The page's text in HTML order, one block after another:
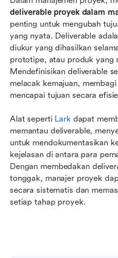
deliverable proyek dalam
penting untuk mengubah
yang nyata. Deliverable
diukur yang dihasilkan
prototipe, atau produk yang
Mendefinisikan deliverable
melacak kemajuan,
mencapai tujuan secara
Alat seperti Lark dapat
memantau deliverable,
untuk mendokumentasikan
kejelasan di antara para
Dengan membedakan
tonggak, manajer proyek
secara sistematis dan
setiap tahap proyek.
Bertindak selangkah
menetapkan hasil yang
sebuah proyek
Praktik di dunia nyata:
menggunakan Lark untuk
lebih cepat
Manfaat mengelola
Kesimpulan
FAQ
Bacaan terkait